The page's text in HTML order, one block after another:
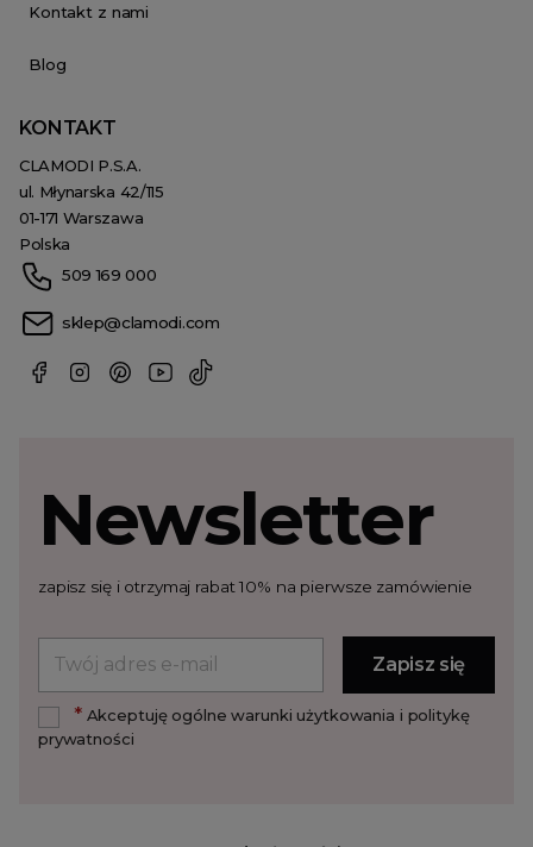
Kontakt z nami
Blog
KONTAKT
CLAMODI P.S.A.
ul. Młynarska 42/115
01-171 Warszawa
Polska
509 169 000
sklep@clamodi.com
Newsletter
zapisz się i otrzymaj rabat 10% na pierwsze zamówienie
*Akceptuję ogólne warunki użytkowania i politykę
prywatności